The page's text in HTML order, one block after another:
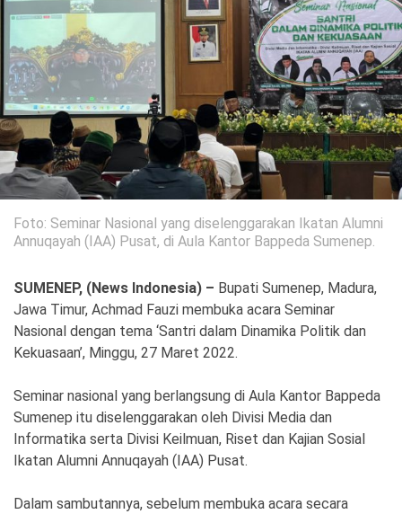
Gaya Hidup
Kesehatan Kuliner
Otomotif
Iptek
Pendidikan Ilmiah
Teknologi
SosBud
Sosial Budaya
Wisata
Ekonomi Olahraga
Indeks Birokrasi
Foto: Seminar Nasional yang diselenggarakan Ikatan Alumni
Annuqayah (IAA) Pusat, di Aula Kantor Bappeda Sumenep.
SUMENEP, (News Indonesia) – Bupati Sumenep, Madura,
Jawa Timur, Achmad Fauzi membuka acara Seminar
Nasional dengan tema ‘Santri dalam Dinamika Politik dan
Kekuasaan’, Minggu, 27 Maret 2022.
Seminar nasional yang berlangsung di Aula Kantor Bappeda
Sumenep itu diselenggarakan oleh Divisi Media dan
Informatika serta Divisi Keilmuan, Riset dan Kajian Sosial
Ikatan Alumni Annuqayah (IAA) Pusat.
Dalam sambutannya, sebelum membuka acara secara